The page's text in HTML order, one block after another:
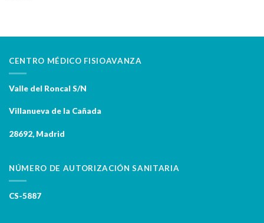
CENTRO MÉDICO FISIOAVANZA
Valle del Roncal S/N
Villanueva de la Cañada
28692, Madrid
NÚMERO DE AUTORIZACIÓN SANITARIA
CS-5887